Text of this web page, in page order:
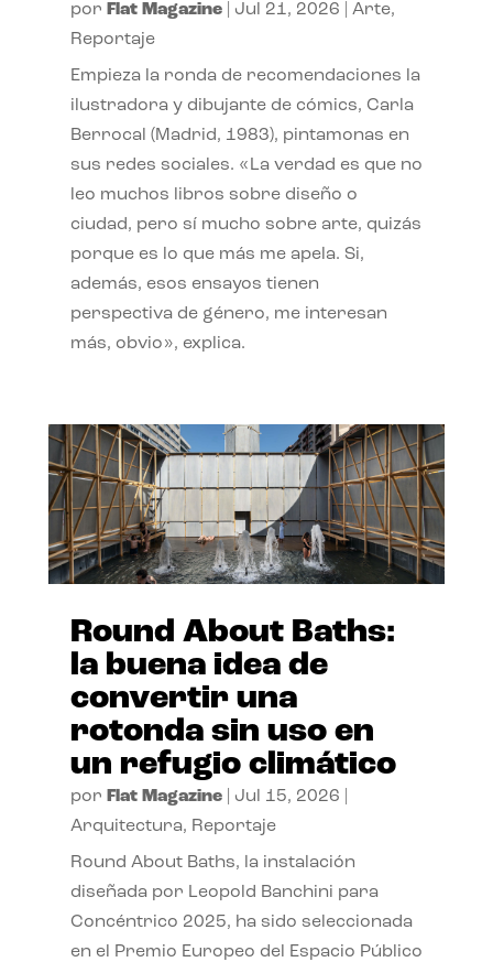
por Flat Magazine| Jul 21, 2026 Arte,
Reportaje
Empieza la ronda de recomendaciones la
ilustradora y dibujante de cómics, Carla
Berrocal (Madrid, 1983), pintamonas en
sus redes sociales. «La verdad es que no
leo muchos libros sobre diseño o
ciudad, pero sí mucho sobre arte, quizás
porque es lo que más me apela. Si,
además, esos ensayos tienen
perspectiva de género, me interesan
más, obvio», explica.
Round About Baths:
la buena idea de
convertir una
rotonda sin uso en
un refugio climático
por Flat Magazine| Jul 15, 2026
Arquitectura, Reportaje
Round About Baths, la instalación
diseñada por Leopold Banchini para
Concéntrico 2025, ha sido seleccionada
en el Premio Europeo del Espacio Público